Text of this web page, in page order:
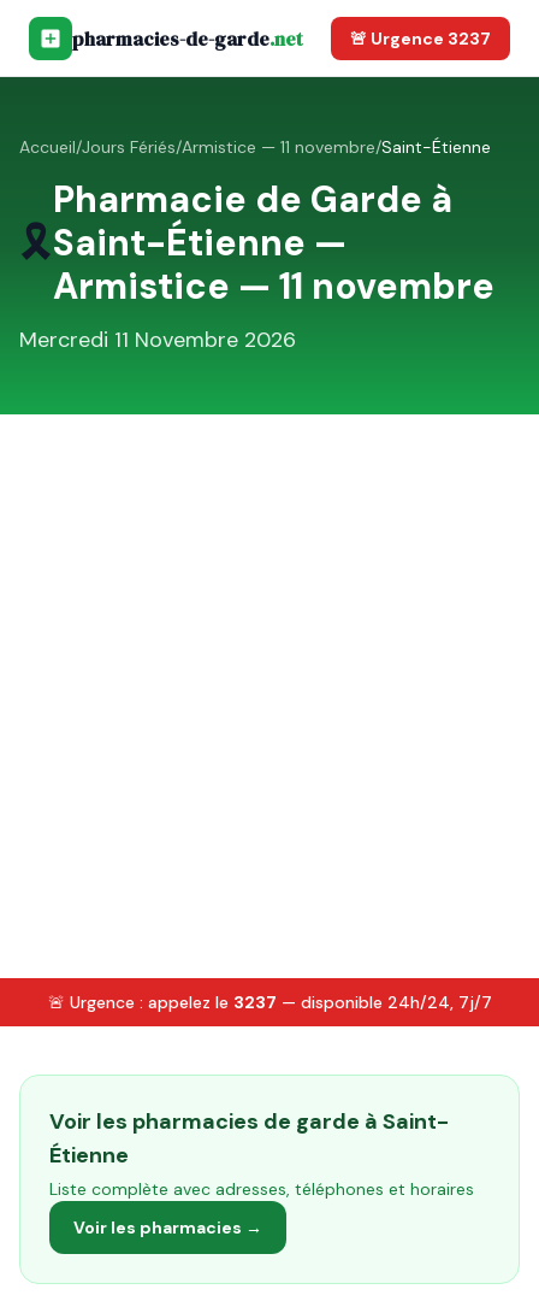
pharmacies-de-garde.net 🚨 Urgence 3237
Accueil/Jours Fériés/Armistice — 11 novembre/Saint-Étienne
🎗️
Pharmacie de Garde à
Saint-Étienne —
Armistice — 11 novembre
Mercredi 11 Novembre 2026
🚨 Urgence : appelez le 3237 — disponible 24h/24, 7j/7
Voir les pharmacies de garde à Saint-
Étienne
Liste complète avec adresses, téléphones et horaires
Voir les pharmacies →